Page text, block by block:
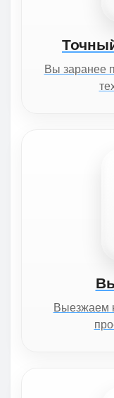
Вы заранее
Выезжаем